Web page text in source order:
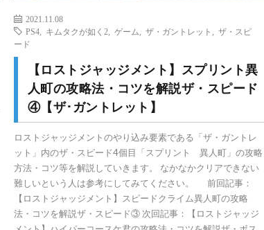
2021.11.08
PS4
キムタクが如く2 ,ゲーム ,ザ・ガントレット ,ザ・スピ
ード
【ロストジャッジメント】スプリント異
人町の攻略法・コツを解説ザ・スピード
④【ザ･ガントレット】
ロストジャッジメントのやり込み要素である「ザ・ガントレ
ット」内のザ・スピード4個目「スプリント 異人町」の攻略
方法・コツ等を解説していきます。 なかなかクリアできない
難しいという人は参考にしてみてください。 前回記事：
【ロストジャッジメント】スピードクライム異人町の攻略
法・コツを解説ザ・スピード③ 次回記事：【ロストジャッジ